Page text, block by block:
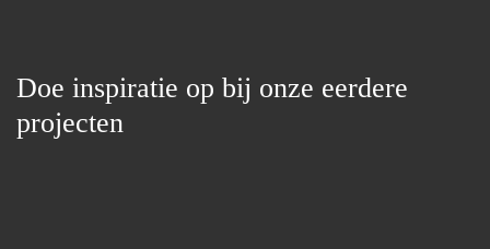
Doe inspiratie op bij onze eerdere
projecten